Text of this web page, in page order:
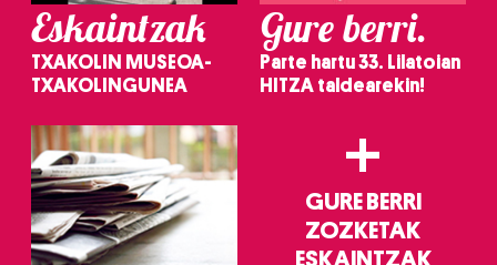
Eskaintzak
TXAKOLIN MUSEOA-
TXAKOLINGUNEA
Gure berri.
Parte hartu 33. Lilatoian
HITZA taldearekin!
+
GURE BERRI
ZOZKETAK
ESKAINTZAK